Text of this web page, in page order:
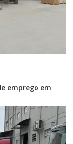
emprego em